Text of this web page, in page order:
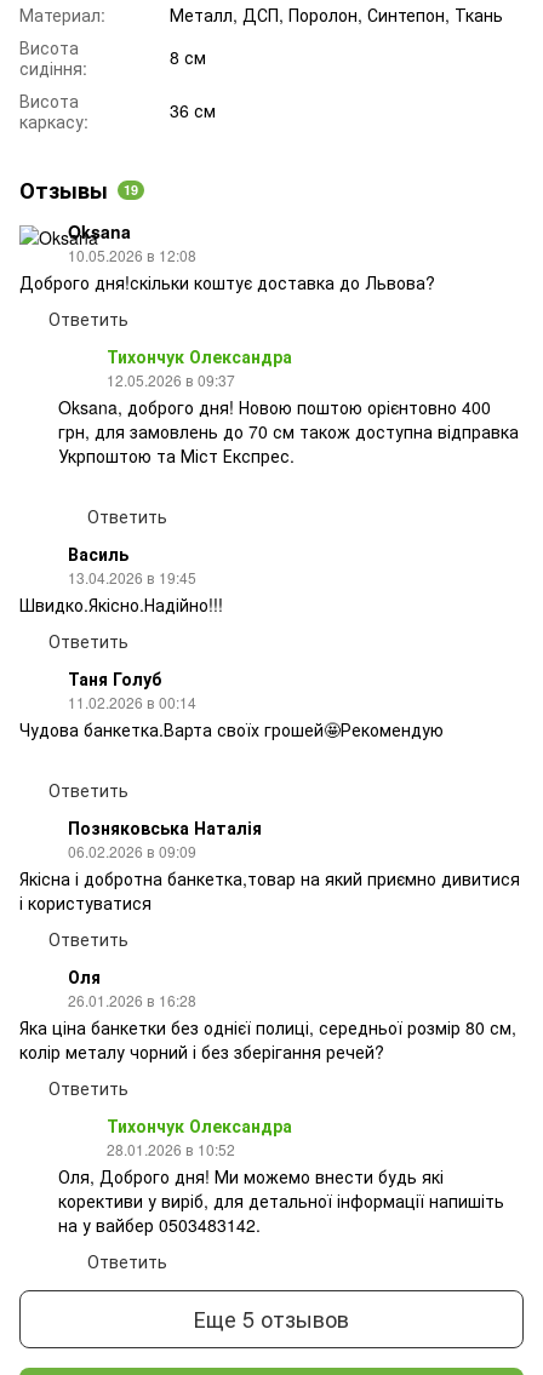
Материал:
Металл, ДСП, Поролон, Синтепон, Ткань
Висота
сидіння:
8 см
Висота
каркасу:
36 см
Отзывы 19
Oksana
10.05.2026 в 12:08
Доброго дня!скільки коштує доставка до Львова?
Ответить
Тихончук Олександра
12.05.2026 в 09:37
Oksana, доброго дня! Новою поштою орієнтовно 400
грн, для замовлень до 70 см також доступна відправка
Укрпоштою та Міст Експрес.
Ответить
Василь
13.04.2026 в 19:45
Швидко.Якісно.Надійно!!!
Ответить
Таня Голуб
11.02.2026 в 00:14
Чудова банкетка.Варта своїх грошей🤩Рекомендую
Ответить
Позняковська Наталія
06.02.2026 в 09:09
Якісна і добротна банкетка,товар на який приємно дивитися
і користуватися
Ответить
Оля
26.01.2026 в 16:28
Яка ціна банкетки без однієї полиці, середньої розмір 80 см,
колір металу чорний і без зберігання речей?
Ответить
Тихончук Олександра
28.01.2026 в 10:52
Оля, Доброго дня! Ми можемо внести будь які
корективи у виріб, для детальної інформації напишіть
на у вайбер 0503483142.
Ответить
Еще 5 отзывов